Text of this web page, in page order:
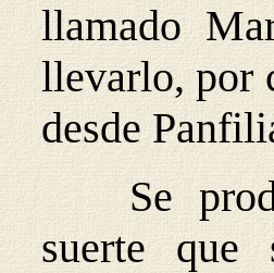
llamado
llevarlo, por
desde
Se
suerte que